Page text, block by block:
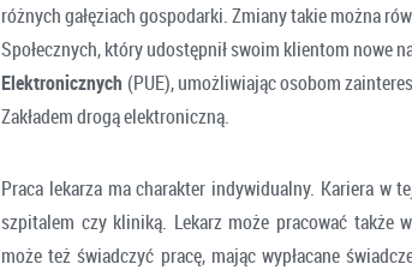
różnych gałęziach gospodarki. Zmiany takie można
Społecznych, który udostępnił swoim klientom nowe
Elektronicznych (PUE), umożliwiając osobom
Zakładem drogą elektroniczną.
Praca lekarza ma charakter indywidualny. Kariera w
szpitalem czy kliniką. Lekarz może pracować także
może też świadczyć pracę, mając wypłacane